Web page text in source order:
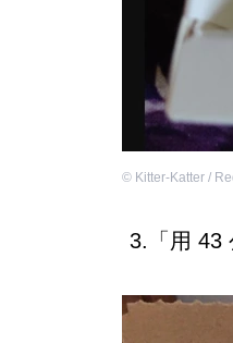
© Kitter-Katter /
3.「用 43